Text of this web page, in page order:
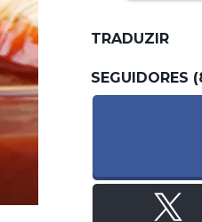
TRADUZIR
SEGUIDORES